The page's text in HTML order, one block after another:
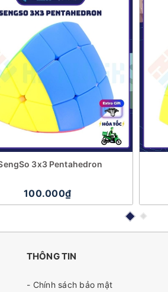
3x3 Pentahedron
100.000₫
THÔNG TIN
- Chính sách bảo mật